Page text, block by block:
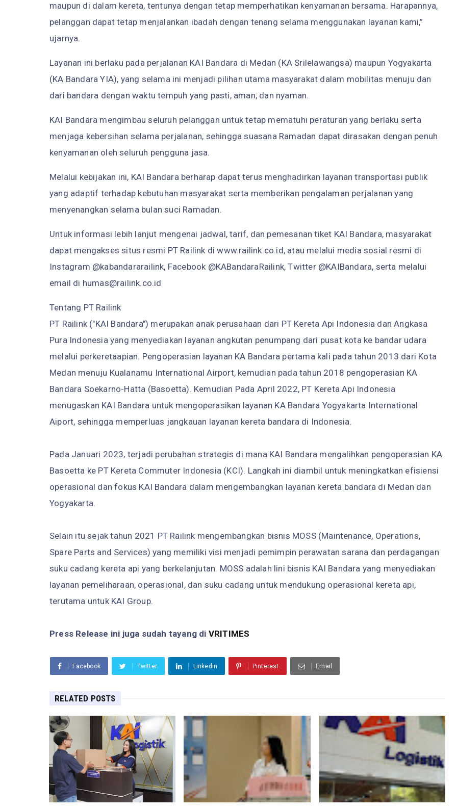
maupun di dalam kereta, tentunya dengan tetap memperhatikan kenyamanan bersama. Harapannya,
pelanggan dapat tetap menjalankan ibadah dengan tenang selama menggunakan layanan kami,”
ujarnya.
Layanan ini berlaku pada perjalanan KAI Bandara di Medan (KA Srilelawangsa) maupun Yogyakarta
(KA Bandara YIA), yang selama ini menjadi pilihan utama masyarakat dalam mobilitas menuju dan
dari bandara dengan waktu tempuh yang pasti, aman, dan nyaman.
KAI Bandara mengimbau seluruh pelanggan untuk tetap mematuhi peraturan yang berlaku serta
menjaga kebersihan selama perjalanan, sehingga suasana Ramadan dapat dirasakan dengan penuh
kenyamanan oleh seluruh pengguna jasa.
Melalui kebijakan ini, KAI Bandara berharap dapat terus menghadirkan layanan transportasi publik
yang adaptif terhadap kebutuhan masyarakat serta memberikan pengalaman perjalanan yang
menyenangkan selama bulan suci Ramadan.
Untuk informasi lebih lanjut mengenai jadwal, tarif, dan pemesanan tiket KAI Bandara, masyarakat
dapat mengakses situs resmi PT Railink di www.railink.co.id, atau melalui media sosial resmi di
Instagram @kabandararailink, Facebook @KABandaraRailink, Twitter @KAIBandara, serta melalui
email di humas@railink.co.id
Tentang PT Railink
PT Railink ("KAI Bandara") merupakan anak perusahaan dari PT Kereta Api Indonesia dan Angkasa
Pura Indonesia yang menyediakan layanan angkutan penumpang dari pusat kota ke bandar udara
melalui perkeretaapian. Pengoperasian layanan KA Bandara pertama kali pada tahun 2013 dari Kota
Medan menuju Kualanamu International Airport, kemudian pada tahun 2018 pengoperasian KA
Bandara Soekarno-Hatta (Basoetta). Kemudian Pada April 2022, PT Kereta Api Indonesia
menugaskan KAI Bandara untuk mengoperasikan layanan KA Bandara Yogyakarta International
Aiport, sehingga memperluas jangkauan layanan kereta bandara di Indonesia.
Pada Januari 2023, terjadi perubahan strategis di mana KAI Bandara mengalihkan pengoperasian KA
Basoetta ke PT Kereta Commuter Indonesia (KCI). Langkah ini diambil untuk meningkatkan efisiensi
operasional dan fokus KAI Bandara dalam mengembangkan layanan kereta bandara di Medan dan
Yogyakarta.
Selain itu sejak tahun 2021 PT Railink mengembangkan bisnis MOSS (Maintenance, Operations,
Spare Parts and Services) yang memiliki visi menjadi pemimpin perawatan sarana dan perdagangan
suku cadang kereta api yang berkelanjutan. MOSS adalah lini bisnis KAI Bandara yang menyediakan
layanan pemeliharaan, operasional, dan suku cadang untuk mendukung operasional kereta api,
terutama untuk KAI Group.
Press Release ini juga sudah tayang di VRITIMES
Facebook Twitter Linkedin Pinterest Email
RELATED POSTS